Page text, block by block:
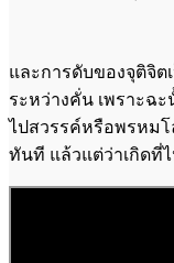
และการดับของจุติจิ
ระหว่างคั่น เพราะฉ
ไปสวรรค์หรือพรหมโ
ทันที แล้วแต่ว่าเกิดที่